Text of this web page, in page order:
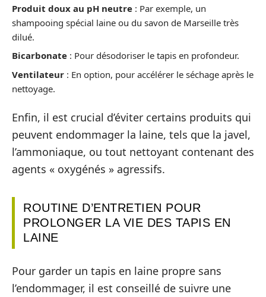
Produit doux au pH neutre : Par exemple, un
shampooing spécial laine ou du savon de Marseille très
dilué.
Bicarbonate : Pour désodoriser le tapis en profondeur.
Ventilateur : En option, pour accélérer le séchage après le
nettoyage.
Enfin, il est crucial d’éviter certains produits qui
peuvent endommager la laine, tels que la javel,
l’ammoniaque, ou tout nettoyant contenant des
agents « oxygénés » agressifs.
ROUTINE D’ENTRETIEN POUR
PROLONGER LA VIE DES TAPIS EN
LAINE
Pour garder un tapis en laine propre sans
l’endommager, il est conseillé de suivre une